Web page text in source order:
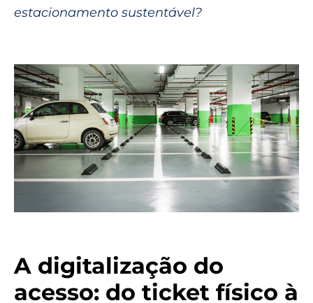
estacionamento sustentável?
A digitalização do
acesso: do ticket físico à